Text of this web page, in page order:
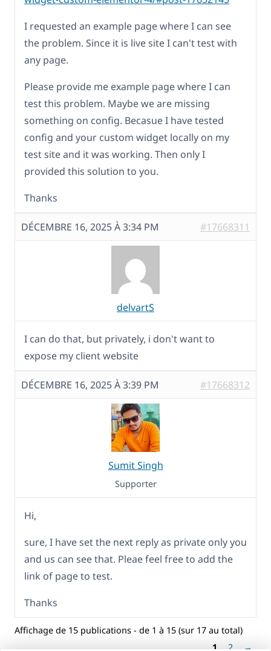
I requested an example page where I can see
the problem. Since it is live site I can't test with
any page.
Please provide me example page where I can
test this problem. Maybe we are missing
something on config. Becasue I have tested
config and your custom widget locally on my
test site and it was working. Then only I
provided this solution to you.
Thanks
DÉCEMBRE 16, 2025 À 3:34 PM #17668311
delvartS
I can do that, but privately, i don't want to
expose my client website
DÉCEMBRE 16, 2025 À 3:39 PM #17668312
Sumit Singh
Supporter
Hi,
sure, I have set the next reply as private only you
and us can see that. Pleae feel free to add the
link of page to test.
Thanks
Affichage de 15 publications - de 1 à 15 (sur 17 au total)
1
2 →